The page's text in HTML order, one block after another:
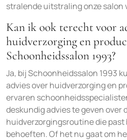
stralende uitstraling onze salon
Kan ik ook terecht voor
huidverzorging en
Schoonheidssalon 1993?
Ja, bij Schoonheidssalon 1993
advies over huidverzorging en
ervaren
deskundig advies te geven over
huidverzorgingsroutine die past
behoeften. Of het nu gaat om